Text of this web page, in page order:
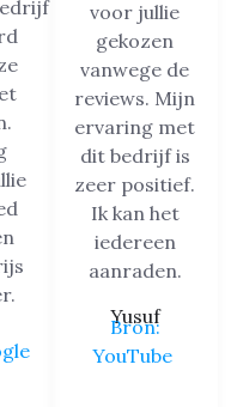
voor jullie
gekozen
vanwege de
reviews. Mijn
ervaring met
dit bedrijf is
zeer positief.
Ik kan het
iedereen
aanraden.
Yusuf
Bron:
YouTube